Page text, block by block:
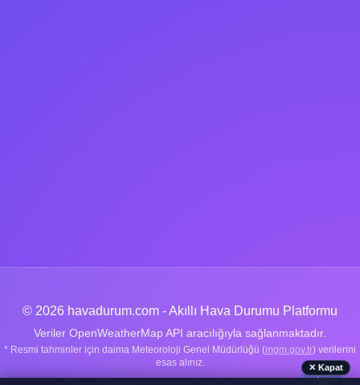
© 2026 havadurum.com - Akıllı Hava Durumu Platformu
Veriler OpenWeatherMap API aracılığıyla sağlanmaktadır.
* Resmi tahminler için daima Meteoroloji Genel Müdürlüğü (mgm.gov.tr) verilerini
esas alınız.
✕ Kapat